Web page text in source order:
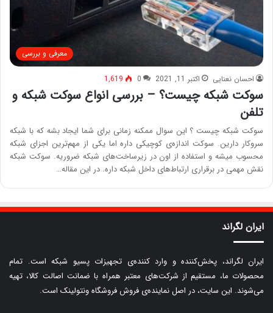
معرفی و بررسی
احسان نعنایی اکتبر 11, 2021 0
1,619
سوکت شبکه چیست؟ – بررسی انواع سوکت شبکه و
تلفن
سوکت شبکه چیست ؟ این سوال ممکنه زمانی برای شما ایجاد بشه که با شبکه
سروکار دارین. سوکت اندازه‌ی کوچیکی داره اما یکی از مهم‌ترین اجزای شبکه
محسوب میشه و استفاده از اون در زیرساخت‌‌های شبکه ضروریه. سوکت شبکه
نقش مهمی در برقراری ارتباط‌های داخل شبکه داره. در این مقاله…
ایران لگراند
ایران لگراند، پخش‌کننده و وارد کننده‌ی تجهیزات پسیو شبکه است. تمام
محصولات ما، مستقیم از شرکت‌های معتبر همراه با ضمانت اصالت کالا، تهیه
می‌شوند. این سایت، در اصل نماینده‌ی فروش فروشگاه ونتولینک است.